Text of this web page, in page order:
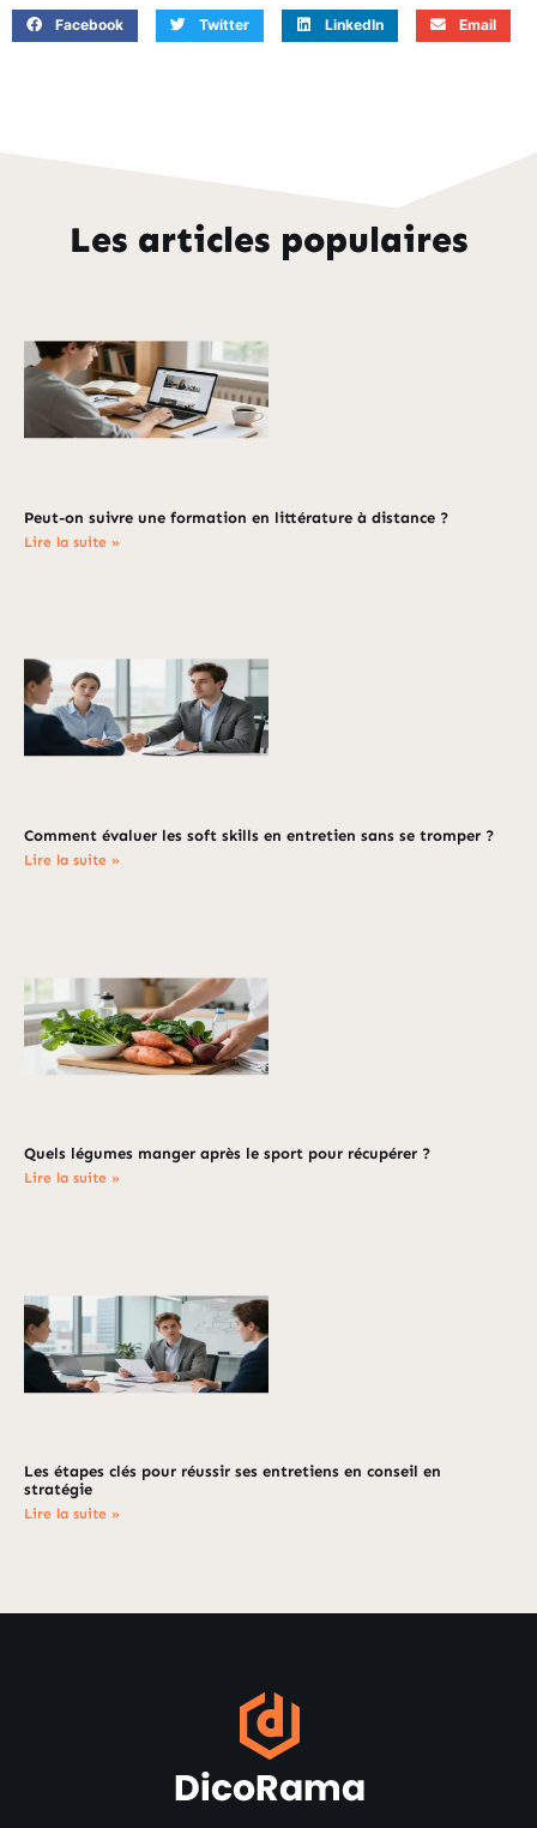
Facebook Twitter LinkedIn Email
Les articles populaires
Peut-on suivre une formation en littérature à distance ?
Lire la suite »
Comment évaluer les soft skills en entretien sans se tromper ?
Lire la suite »
Quels légumes manger après le sport pour récupérer ?
Lire la suite »
Les étapes clés pour réussir ses entretiens en conseil en
stratégie
Lire la suite »